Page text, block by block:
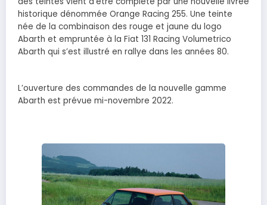
historique dénommée Orange Racing 255. Une teinte
née de la combinaison des rouge et jaune du logo
Abarth et empruntée à la Fiat 131 Racing Volumetrico
Abarth qui s’est illustré en rallye dans les années 80.
L’ouverture des commandes de la nouvelle gamme
Abarth est prévue mi-novembre 2022.